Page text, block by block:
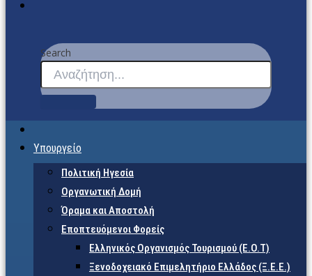
Search
Υπουργείο
Πολιτική Ηγεσία
Οργανωτική Δομή
Όραμα και Αποστολή
Εποπτευόμενοι Φορείς
Eλληνικός Οργανισμός Τουρισμού (Ε.Ο.Τ)
Ξενοδοχειακό Επιμελητήριο Ελλάδος (Ξ.Ε.Ε.)